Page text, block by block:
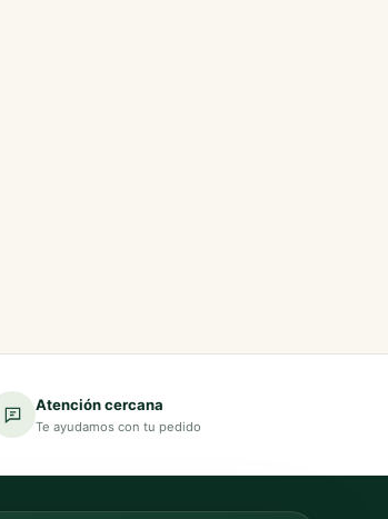
Atención cercana
Te ayudamos con tu pedido